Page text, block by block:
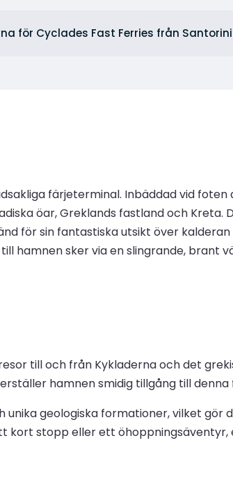
för Cyclades Fast Ferries från
färjeterminal. Inbäddad vid
öar, Greklands fastland och
för sin fantastiska utsikt över kalderan
sker via en slingrande, brant
till och från Kykladerna och det
hamnen smidig tillgång till denna
geologiska formationer, vilket gör
stopp eller ett öhoppningsäventyr,